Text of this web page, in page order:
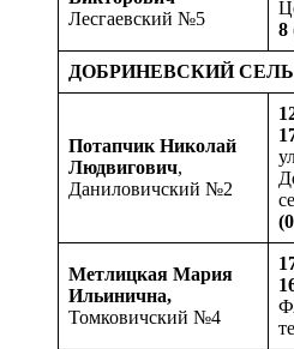
Лесгаевский №5
8
ДОБРИНЕВСКИЙ
Потапчик Николай
Людвигович,
Даниловичский №2
Метлицкая Мария
Ильинична,
Томковичский №4